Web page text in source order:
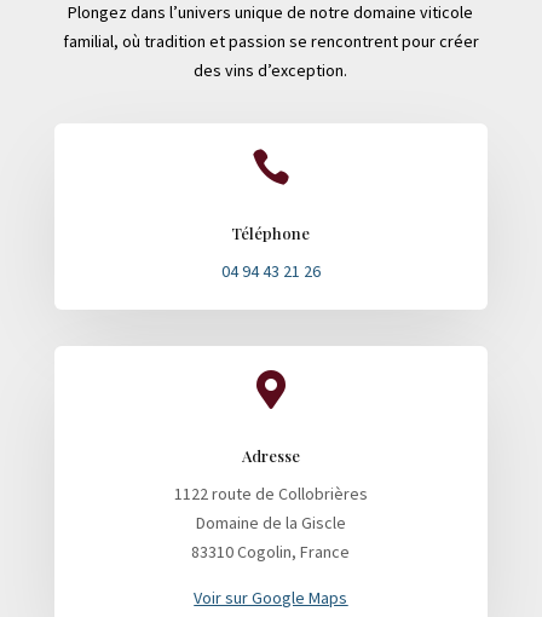
Plongez dans l’univers unique de notre domaine viticole
familial, où tradition et passion se rencontrent pour créer
des vins d’exception.

Téléphone
04 94 43 21 26

Adresse
1122 route de Collobrières
Domaine de la Giscle
83310 Cogolin, France
Voir sur Google Maps